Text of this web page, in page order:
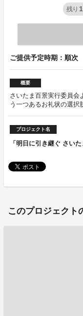
残り
ご提供予定時期：順次
概要
さいたま百景実行委員
う一つあるお礼状の選択
プロジェクト名
「明日に引き継ぐ さい
このプロジェクト